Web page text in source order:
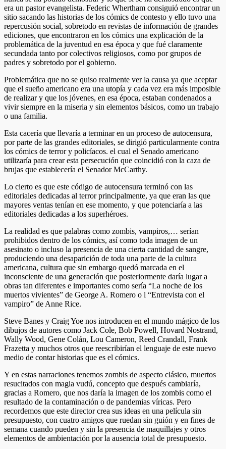
era un pastor evangelista. Federic Whertham consiguió encontrar un
sitio sacando las historias de los cómics de contesto y ello tuvo una
repercusión social, sobretodo en revistas de información de grandes
ediciones, que encontraron en los cómics una explicación de la
problemática de la juventud en esa época y que fué claramente
secundada tanto por colectivos religiosos, como por grupos de
padres y sobretodo por el gobierno.
Problemática que no se quiso realmente ver la causa ya que aceptar
que el sueño americano era una utopía y cada vez era más imposible
de realizar y que los jóvenes, en esa época, estaban condenados a
vivir siempre en la miseria y sin elementos básicos, como un trabajo
o una familia.
Esta cacería que llevaría a terminar en un proceso de autocensura,
por parte de las grandes editoriales, se dirigió particularmente contra
los cómics de terror y policíacos. el cual el Senado americano
utilizaría para crear esta persecución que coincidió con la caza de
brujas que establecería el Senador McCarthy.
Lo cierto es que este código de autocensura terminó con las
editoriales dedicadas al terror principalmente, ya que eran las que
mayores ventas tenían en ese momento, y que potenciaría a las
editoriales dedicadas a los superhéroes.
La realidad es que palabras como zombis, vampiros,… serían
prohibidos dentro de los cómics, así como toda imagen de un
asesinato o incluso la presencia de una cierta cantidad de sangre,
produciendo una desaparición de toda una parte de la cultura
americana, cultura que sin embargo quedó marcada en el
inconsciente de una generación que posteriormente daría lugar a
obras tan diferentes e importantes como sería “La noche de los
muertos vivientes” de George A. Romero o l “Entrevista con el
vampiro” de Anne Rice.
Steve Banes y Craig Yoe nos introducen en el mundo mágico de los
dibujos de autores como Jack Cole, Bob Powell, Hovard Nostrand,
Wally Wood, Gene Colán, Lou Cameron, Reed Crandall, Frank
Frazetta y muchos otros que reescribirían el lenguaje de este nuevo
medio de contar historias que es el cómics.
Y en estas narraciones tenemos zombis de aspecto clásico, muertos
resucitados con magia vudú, concepto que después cambiaría,
gracias a Romero, que nos daría la imagen de los zombis como el
resultado de la contaminación o de pandemias víricas. Pero
recordemos que este director crea sus ideas en una película sin
presupuesto, con cuatro amigos que ruedan sin guión y en fines de
semana cuando pueden y sin la presencia de maquillajes y otros
elementos de ambientación por la ausencia total de presupuesto.